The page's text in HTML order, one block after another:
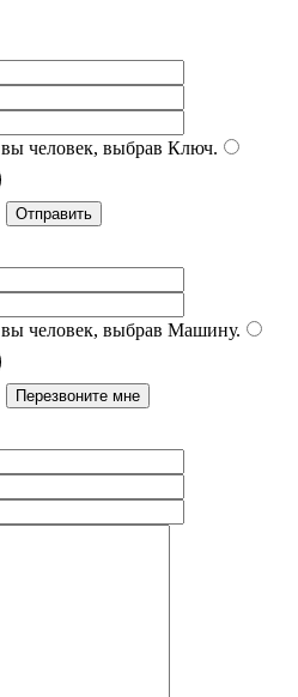
человек, выбрав Ключ.
человек, выбрав Машину.